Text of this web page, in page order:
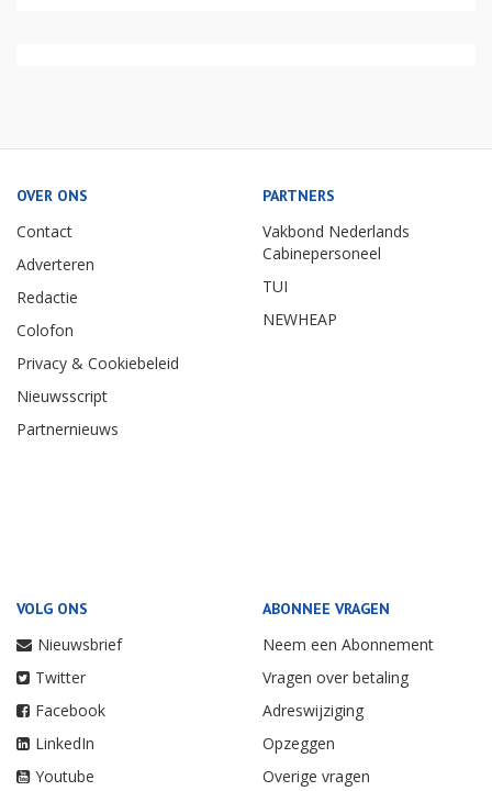
OVER ONS
Contact
Adverteren
Redactie
Colofon
Privacy & Cookiebeleid
Nieuwsscript
Partnernieuws
PARTNERS
Vakbond Nederlands
Cabinepersoneel
TUI
NEWHEAP
VOLG ONS
Nieuwsbrief
Twitter
Facebook
LinkedIn
Youtube
ABONNEE VRAGEN
Neem een Abonnement
Vragen over betaling
Adreswijziging
Opzeggen
Overige vragen